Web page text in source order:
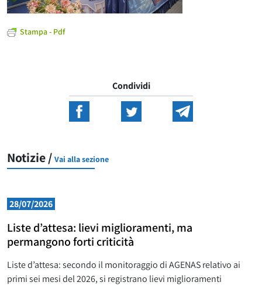
Stampa - Pdf
Condividi
Notizie / Vai alla sezione
28/07/2026
Liste d’attesa: lievi miglioramenti, ma
permangono forti criticità
Liste d’attesa: secondo il monitoraggio di AGENAS relativo ai
primi sei mesi del 2026, si registrano lievi miglioramenti